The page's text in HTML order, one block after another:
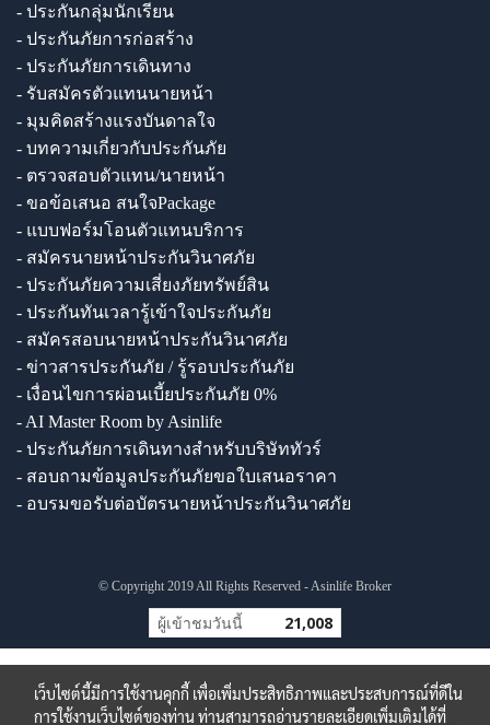
- ประกันกลุ่มนักเรียน
- ประกันภัยการก่อสร้าง
- ประกันภัยการเดินทาง
- รับสมัครตัวแทนนายหน้า
- มุมคิดสร้างแรงบันดาลใจ
- บทความเกี่ยวกับประกันภัย
- ตรวจสอบตัวแทน/นายหน้า
- ขอข้อเสนอ สนใจPackage
- แบบฟอร์มโอนตัวแทนบริการ
- สมัครนายหน้าประกันวินาศภัย
- ประกันภัยความเสี่ยงภัยทรัพย์สิน
- ประกันทันเวลารู้เข้าใจประกันภัย
- สมัครสอบนายหน้าประกันวินาศภัย
- ข่าวสารประกันภัย / รู้รอบประกันภัย
- เงื่อนไขการผ่อนเบี้ยประกันภัย 0%
- AI Master Room by Asinlife
- ประกันภัยการเดินทางสำหรับบริษัททัวร์
- สอบถามข้อมูลประกันภัยขอใบเสนอราคา
- อบรมขอรับต่อบัตรนายหน้าประกันวินาศภัย
© Copyright 2019 All Rights Reserved - Asinlife Broker
ผู้เข้าชมวันนี้ 21,008
เว็บไซต์นี้มีการใช้งานคุกกี้ เพื่อเพิ่มประสิทธิภาพและประสบการณ์ที่ดีใน
การใช้งานเว็บไซต์ของท่าน ท่านสามารถอ่านรายละเอียดเพิ่มเติมได้ที่